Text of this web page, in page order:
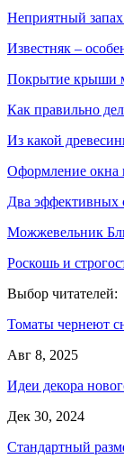
Неприятный
Известняк –
Покрытие крыши
Как правильно
Из какой
Оформление окна
Два эффективных
Можжевельник
Роскошь и
Выбор читателей:
Томаты чернеют
Авг 8, 2025
Идеи декора
Дек 30, 2024
Стандартный